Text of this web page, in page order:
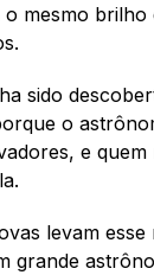
mesmo
sido
o
e
levam esse
grande